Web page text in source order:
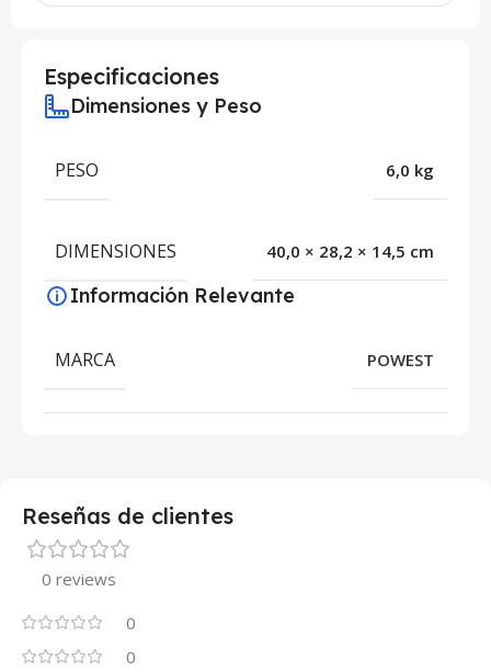
Especificaciones
Dimensiones y Peso
PESO 6,0 kg
DIMENSIONES 40,0 × 28,2 × 14,5 cm
Información Relevante
MARCA POWEST
Reseñas de clientes
0 reviews
0
0